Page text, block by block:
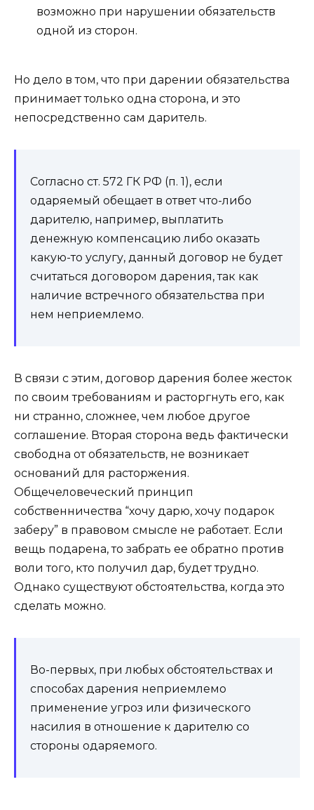
возможно при нарушении обязательств
одной из сторон.
Но дело в том, что при дарении обязательства
принимает только одна сторона, и это
непосредственно сам даритель.
Согласно ст. 572 ГК РФ (п. 1), если
одаряемый обещает в ответ что-либо
дарителю, например, выплатить
денежную компенсацию либо оказать
какую-то услугу, данный договор не будет
считаться договором дарения, так как
наличие встречного обязательства при
нем неприемлемо.
В связи с этим, договор дарения более жесток
по своим требованиям и расторгнуть его, как
ни странно, сложнее, чем любое другое
соглашение. Вторая сторона ведь фактически
свободна от обязательств, не возникает
оснований для расторжения.
Общечеловеческий принцип
собственничества “хочу дарю, хочу подарок
заберу” в правовом смысле не работает. Если
вещь подарена, то забрать ее обратно против
воли того, кто получил дар, будет трудно.
Однако существуют обстоятельства, когда это
сделать можно.
Во-первых, при любых обстоятельствах и
способах дарения неприемлемо
применение угроз или физического
насилия в отношение к дарителю со
стороны одаряемого.